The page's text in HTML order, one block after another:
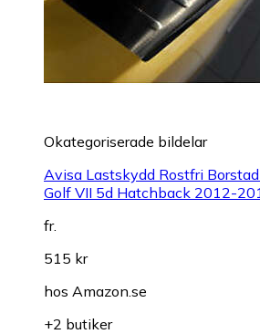
Okategoriserade bildelar
Avisa Lastskydd Rostfri
Golf VII 5d Hatchback 2012-
fr.
515 kr
hos Amazon.se
+2 butiker